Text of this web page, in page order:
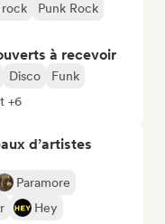
rock
Punk Rock
à recevoir
Disco
Funk
+6
d’artistes
Paramore
Hey